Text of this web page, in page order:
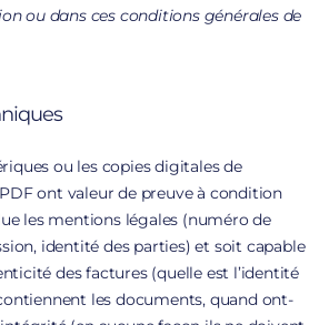
ou dans ces conditions générales de
ou les copies digitales de
ont valeur de preuve à condition
les mentions légales (numéro de
identité des parties) et soit capable
des factures (quelle est l’identité
les documents, quand ont-